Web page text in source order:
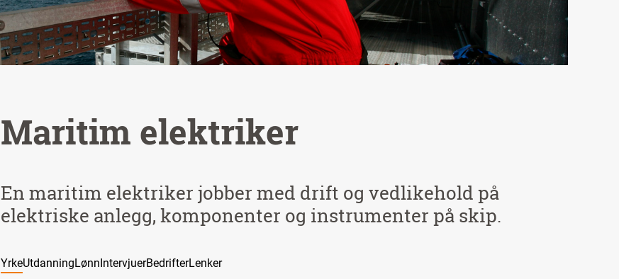
Maritim elektriker
En maritim elektriker jobber med drift og vedlikehold på
elektriske anlegg, komponenter og instrumenter på skip.
YrkeUtdanningLønnIntervjuerBedrifterLenker